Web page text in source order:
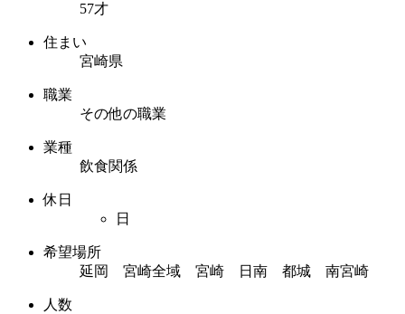
57才
住まい
宮崎県
職業
その他の職業
業種
飲食関係
休日
日
希望場所
延岡 宮崎全域 宮崎 日南 都城 南宮崎
人数